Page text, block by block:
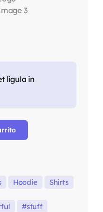
ligula in
Hoodie Shirts
stuff